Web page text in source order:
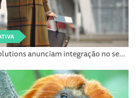
anunciam integração no se...